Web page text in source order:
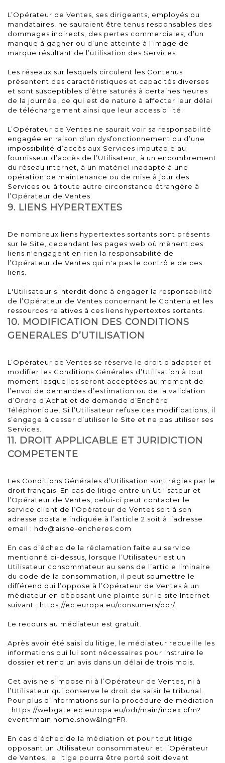
L’Opérateur de Ventes, ses dirigeants, employés ou
mandataires, ne sauraient être tenus responsables des
dommages indirects, des pertes commerciales, d’un
manque à gagner ou d’une atteinte à l’image de
marque résultant de l’utilisation des Services.
Les réseaux sur lesquels circulent les Contenus
présentent des caractéristiques et capacités diverses
et sont susceptibles d’être saturés à certaines heures
de la journée, ce qui est de nature à affecter leur délai
de téléchargement ainsi que leur accessibilité.
L’Opérateur de Ventes ne saurait voir sa responsabilité
engagée en raison d’un dysfonctionnement ou d’une
impossibilité d’accès aux Services imputable au
fournisseur d’accès de l’Utilisateur, à un encombrement
du réseau internet, à un matériel inadapté à une
opération de maintenance ou de mise à jour des
Services ou à toute autre circonstance étrangère à
l’Opérateur de Ventes.
9. LIENS HYPERTEXTES
De nombreux liens hypertextes sortants sont présents
sur le Site, cependant les pages web où mènent ces
liens n'engagent en rien la responsabilité de
l’Opérateur de Ventes qui n'a pas le contrôle de ces
liens.
L'Utilisateur s'interdit donc à engager la responsabilité
de l’Opérateur de Ventes concernant le Contenu et les
ressources relatives à ces liens hypertextes sortants.
10. MODIFICATION DES CONDITIONS
GENERALES D’UTILISATION
L’Opérateur de Ventes se réserve le droit d’adapter et
modifier les Conditions Générales d’Utilisation à tout
moment lesquelles seront acceptées au moment de
l’envoi de demandes d’estimation ou de la validation
d’Ordre d’Achat et de demande d’Enchère
Téléphonique. Si l’Utilisateur refuse ces modifications, il
s’engage à cesser d’utiliser le Site et ne pas utiliser ses
Services.
11. DROIT APPLICABLE ET JURIDICTION
COMPETENTE
Les Conditions Générales d’Utilisation sont régies par le
droit français. En cas de litige entre un Utilisateur et
l’Opérateur de Ventes, celui-ci peut contacter le
service client de l’Opérateur de Ventes soit à son
adresse postale indiquée à l’article 2 soit à l’adresse
email : hdv@aisne-encheres.com
En cas d’échec de la réclamation faite au service
mentionné ci-dessus, lorsque l’Utilisateur est un
Utilisateur consommateur au sens de l’article liminaire
du code de la consommation, il peut soumettre le
différend qui l’oppose à l’Opérateur de Ventes à un
médiateur en déposant une plainte sur le site Internet
suivant : https://ec.europa.eu/consumers/odr/.
Le recours au médiateur est gratuit.
Après avoir été saisi du litige, le médiateur recueille les
informations qui lui sont nécessaires pour instruire le
dossier et rend un avis dans un délai de trois mois.
Cet avis ne s’impose ni à l’Opérateur de Ventes, ni à
l’Utilisateur qui conserve le droit de saisir le tribunal.
Pour plus d’informations sur la procédure de médiation
: https://webgate.ec.europa.eu/odr/main/index.cfm?
event=main.home.show&lng=FR.
En cas d’échec de la médiation et pour tout litige
opposant un Utilisateur consommateur et l’Opérateur
de Ventes, le litige pourra être porté soit devant